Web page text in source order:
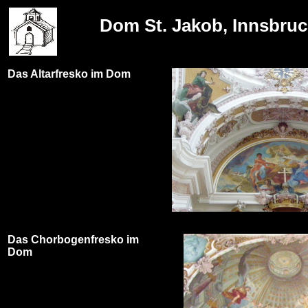
Dom St. Jakob,
Das Altarfresko im Dom
Das Chorbogenfresko im
Dom